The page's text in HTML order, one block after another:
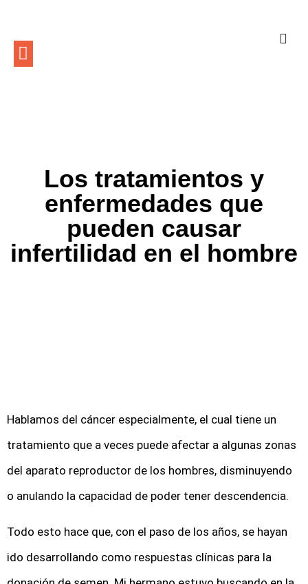
Los tratamientos y
enfermedades que
pueden causar
infertilidad en el hombre
Hablamos del cáncer especialmente, el cual tiene un
tratamiento que a veces puede afectar a algunas zonas
del aparato reproductor de los hombres, disminuyendo
o anulando la capacidad de poder tener descendencia.
Todo esto hace que, con el paso de los años, se hayan
ido desarrollando como respuestas clínicas para la